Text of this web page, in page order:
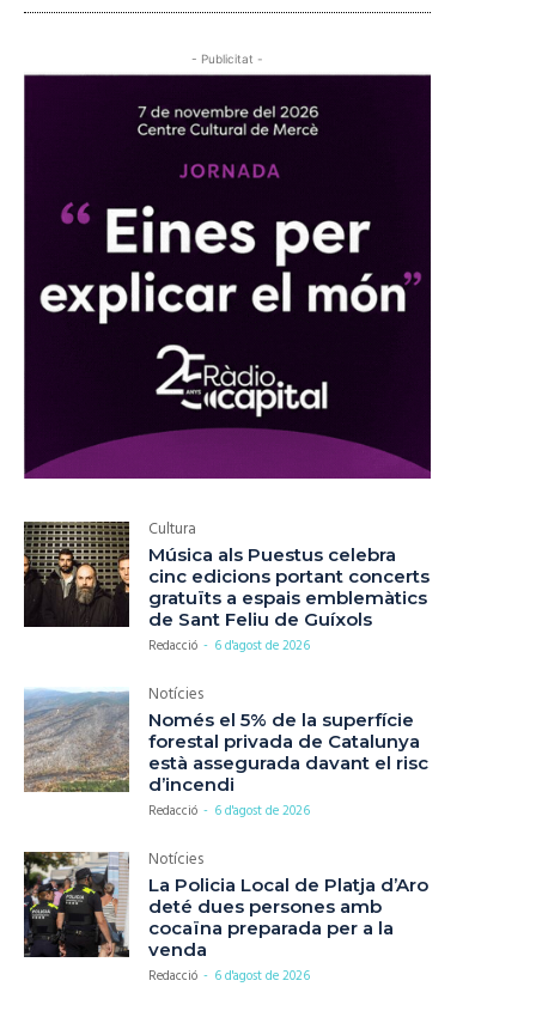
- Publicitat -
Cultura
Música als Puestus celebra
cinc edicions portant concerts
gratuïts a espais emblemàtics
de Sant Feliu de Guíxols
Redacció - 6 d'agost de 2026
Notícies
Només el 5% de la superfície
forestal privada de Catalunya
està assegurada davant el risc
d’incendi
Redacció - 6 d'agost de 2026
Notícies
La Policia Local de Platja d’Aro
deté dues persones amb
cocaïna preparada per a la
venda
Redacció - 6 d'agost de 2026